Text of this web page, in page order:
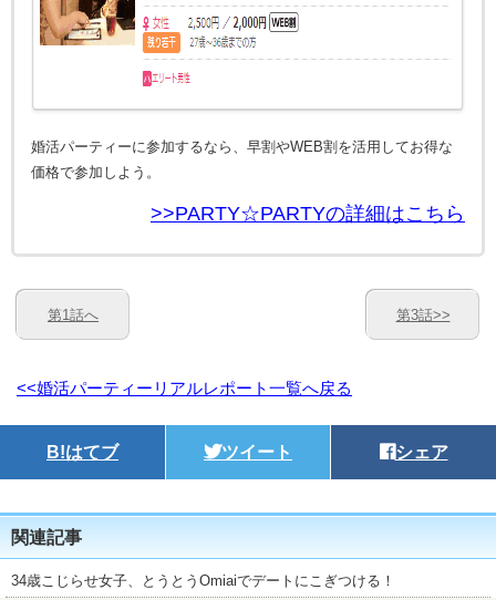
婚活パーティーに参加するなら、早割やWEB割を活用してお得な
価格で参加しよう。
>>PARTY☆PARTYの詳細はこちら
第3話>>
第1話へ
<<婚活パーティーリアルレポート一覧へ戻る
B!はてブ ツイート シェア
関連記事
34歳こじらせ女子、とうとうOmiaiでデートにこぎつける！